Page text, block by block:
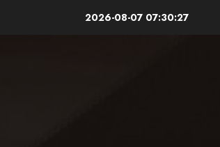
2026-08-07 07:30:28